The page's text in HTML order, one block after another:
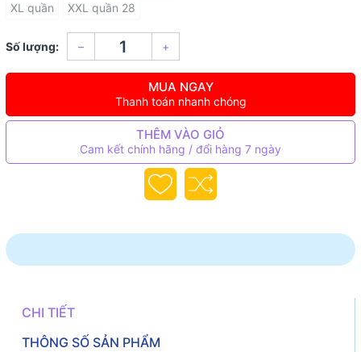
XL quần XXL quần 28
Số lượng: – +
MUA NGAY
Thanh toán nhanh chóng
THÊM VÀO GIỎ
Cam kết chính hãng / đổi hàng 7 ngày
CHI TIẾT
THÔNG SỐ SẢN PHẨM